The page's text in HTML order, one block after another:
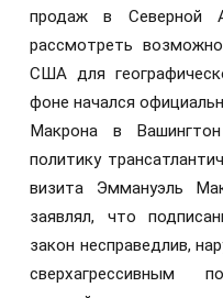
продаж в Северной
рассмотреть
США для
фоне начался
Макрона в
политику
визита Эммануэль
заявлял, что
закон несправедлив,